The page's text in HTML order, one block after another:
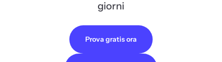
giorni
Prova gratis ora